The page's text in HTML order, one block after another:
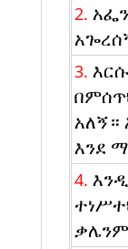
2.
3.
እንደ
4.